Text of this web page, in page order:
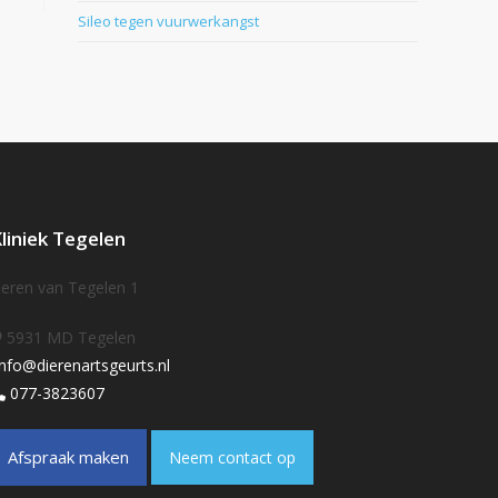
Sileo tegen vuurwerkangst
Tegelen
van Tegelen 1
5931 MD Tegelen
077-3823607
Afspraak maken Neem contact op